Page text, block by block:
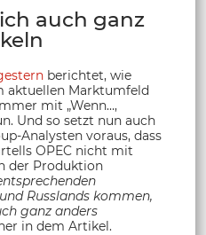
auch ganz
berichtet, wie
aktuellen Marktumfeld
mit „Wenn…,
Und so setzt nun auch
Analysten voraus, dass
OPEC nicht mit
der Produktion
Russlands kommen,
ganz anders
in dem Artikel.